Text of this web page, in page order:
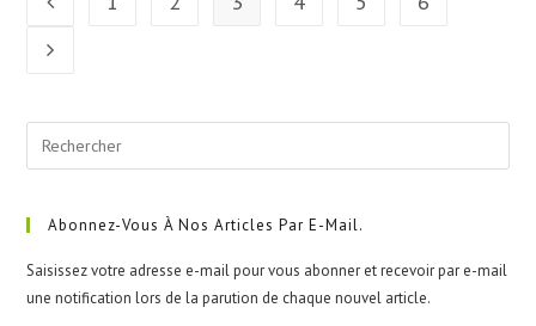
Aller à la page suivante
Abonnez-Vous À Nos Articles Par E-Mail.
Saisissez votre adresse e-mail pour vous abonner et recevoir par e-mail
une notification lors de la parution de chaque nouvel article.